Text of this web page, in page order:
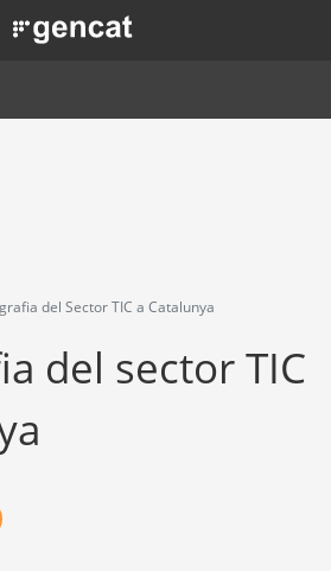
Skip
to
. Obre en una nova finestra.
del Sector TIC a Catalunya
del sector TIC